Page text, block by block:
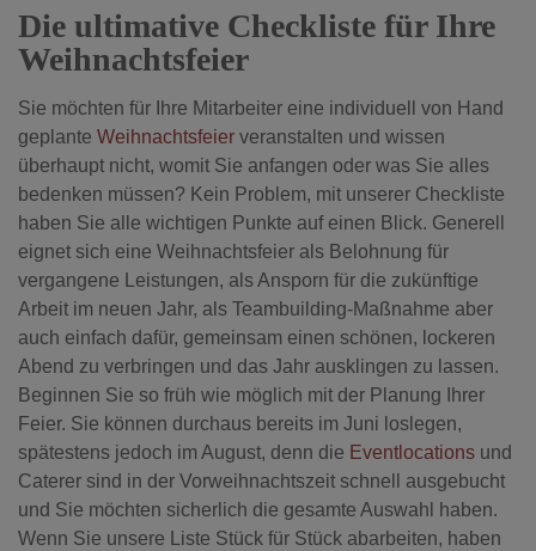
Die ultimative Checkliste für Ihre
Weihnachtsfeier
Sie möchten für Ihre Mitarbeiter eine individuell von Hand
geplante Weihnachtsfeier veranstalten und wissen
überhaupt nicht, womit Sie anfangen oder was Sie alles
bedenken müssen? Kein Problem, mit unserer Checkliste
haben Sie alle wichtigen Punkte auf einen Blick. Generell
eignet sich eine Weihnachtsfeier als Belohnung für
vergangene Leistungen, als Ansporn für die zukünftige
Arbeit im neuen Jahr, als Teambuilding-Maßnahme aber
auch einfach dafür, gemeinsam einen schönen, lockeren
Abend zu verbringen und das Jahr ausklingen zu lassen.
Beginnen Sie so früh wie möglich mit der Planung Ihrer
Feier. Sie können durchaus bereits im Juni loslegen,
spätestens jedoch im August, denn die Eventlocations und
Caterer sind in der Vorweihnachtszeit schnell ausgebucht
und Sie möchten sicherlich die gesamte Auswahl haben.
Wenn Sie unsere Liste Stück für Stück abarbeiten, haben